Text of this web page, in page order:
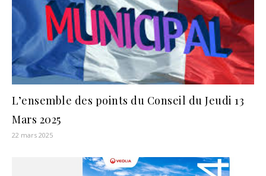
L’ensemble des points du Conseil du Jeudi 13
Mars 2025
22 mars 2025